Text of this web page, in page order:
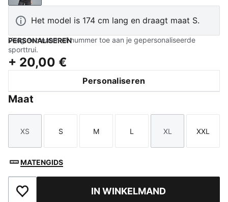
Het model is 174 cm lang en draagt maat S.
PERSONALISEREN
Voeg een naam of nummer toe aan je gepersonaliseerde
sporttrui.
+ 20,00 €
Personaliseren
Maat
Maat
XS
Maat
S
Maat
M
Maat
L
Maat
XL
Maat
XXL
MATENGIDS
Toegevoegd aan favorietenIN WINKELMAND